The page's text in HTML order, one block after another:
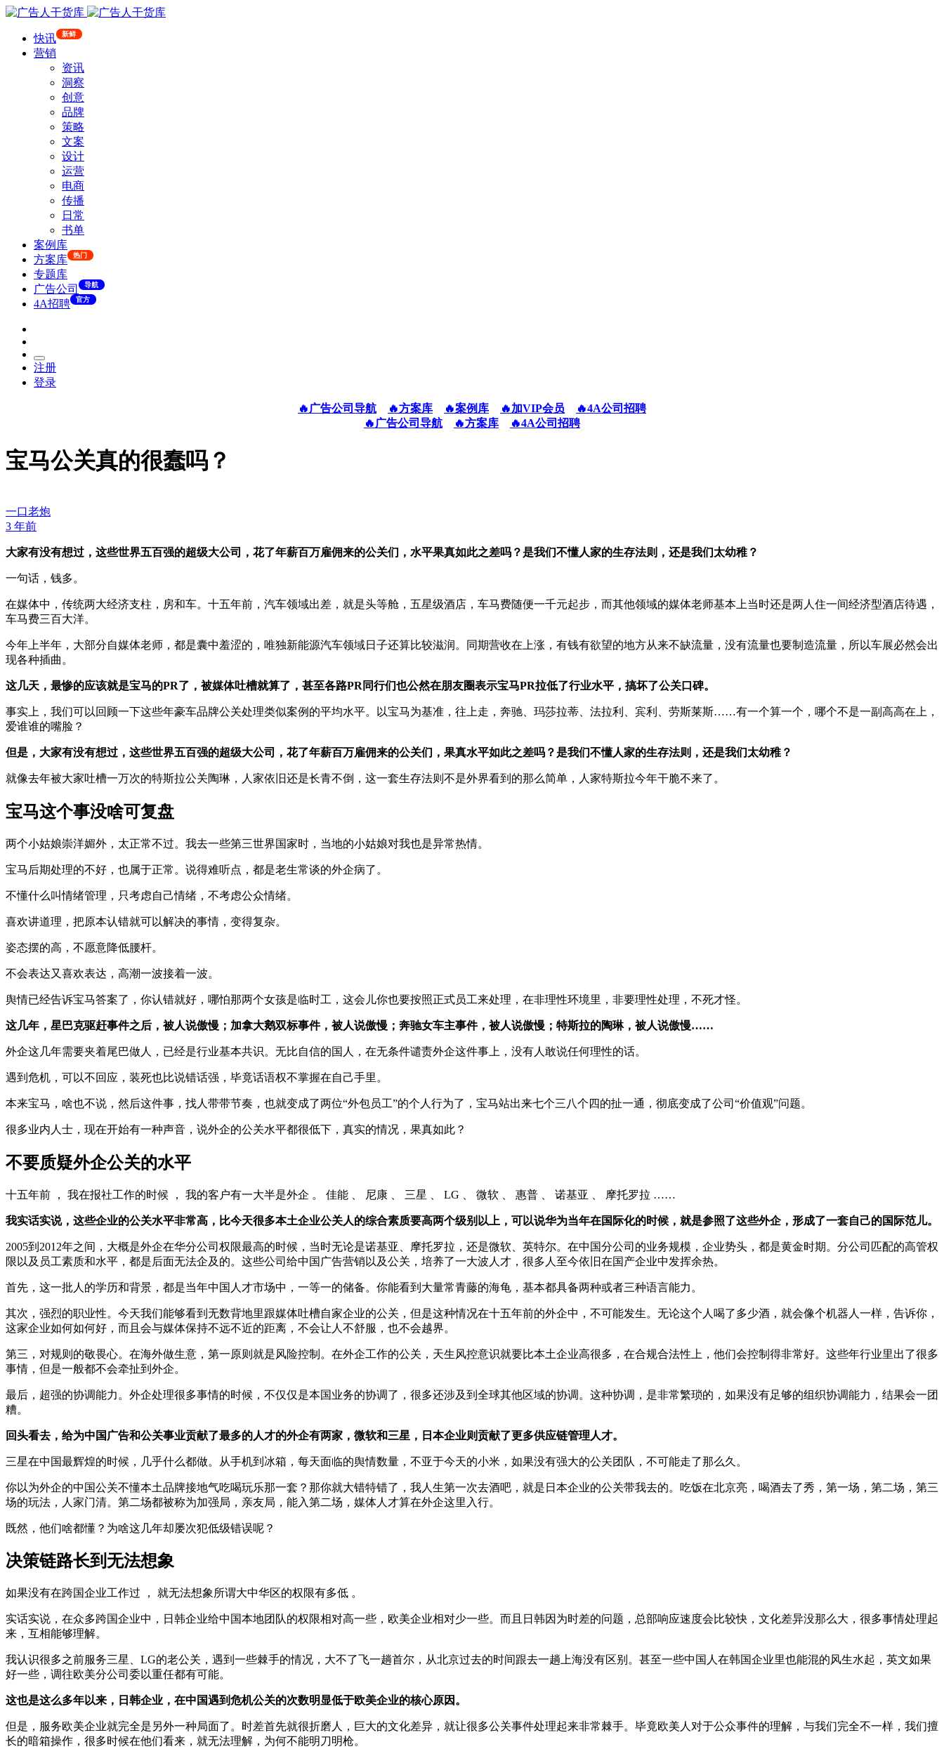
快讯 新鲜
营销
资讯
洞察
创意
品牌
策略
文案
设计
运营
电商
传播
日常
书单
案例库
方案库
热门
专题库
广告公司
导航
4A招聘 官方
注册
登录
🔥广告公司导航 🔥方案库 🔥案例库 🔥加VIP会员
🔥4A公司招聘
🔥广告公司导航
🔥方案库 🔥4A公司招聘
宝马公关真的很蠢吗？
一口老炮
3 年前
大家有没有想过，这些世界五百强的超级大公司，花了年薪百万雇佣来的公关们，水平果真如此之差吗？是我们不懂人家的生存法则，还是我们太幼稚？
一句话，钱多。
在媒体中，传统两大经济支柱，房和车。十五年前，汽车领域出差，就是头等舱，五星级酒店，车马费随便一千元起步，而其他领域的媒体老师基本上当时还是两人住一间经济型酒店待遇，
车马费三百大洋。
今年上半年，大部分自媒体老师，都是囊中羞涩的，唯独新能源汽车领域日子还算比较滋润。同期营收在上涨，有钱有欲望的地方从来不缺流量，没有流量也要制造流量，所以车展必然会出
现各种插曲。
这几天，最惨的应该就是宝马的PR了，被媒体吐槽就算了，甚至各路PR同行们也公然在朋友圈表示宝马PR拉低了行业水平，搞坏了公关口碑。
事实上，我们可以回顾一下这些年豪车品牌公关处理类似案例的平均水平。以宝马为基准，往上走，奔驰、玛莎拉蒂、法拉利、宾利、劳斯莱斯……有一个算一个，哪个不是一副高高在上，
爱谁谁的嘴脸？
但是，大家有没有想过，这些世界五百强的超级大公司，花了年薪百万雇佣来的公关们，果真水平如此之差吗？是我们不懂人家的生存法则，还是我们太幼稚？
就像去年被大家吐槽一万次的特斯拉公关陶琳，人家依旧还是长青不倒，这一套生存法则不是外界看到的那么简单，人家特斯拉今年干脆不来了。
宝马这个事没啥可复盘
两个小姑娘崇洋媚外，太正常不过。我去一些第三世界国家时，当地的小姑娘对我也是异常热情。
宝马后期处理的不好，也属于正常。说得难听点，都是老生常谈的外企病了。
不懂什么叫情绪管理，只考虑自己情绪，不考虑公众情绪。
喜欢讲道理，把原本认错就可以解决的事情，变得复杂。
姿态摆的高，不愿意降低腰杆。
不会表达又喜欢表达，高潮一波接着一波。
舆情已经告诉宝马答案了，你认错就好，哪怕那两个女孩是临时工，这会儿你也要按照正式员工来处理，在非理性环境里，非要理性处理，不死才怪。
这几年，星巴克驱赶事件之后，被人说傲慢；加拿大鹅双标事件，被人说傲慢；奔驰女车主事件，被人说傲慢；特斯拉的陶琳，被人说傲慢……
外企这几年需要夹着尾巴做人，已经是行业基本共识。无比自信的国人，在无条件谴责外企这件事上，没有人敢说任何理性的话。
遇到危机，可以不回应，装死也比说错话强，毕竟话语权不掌握在自己手里。
本来宝马，啥也不说，然后这件事，找人带带节奏，也就变成了两位“外包员工”的个人行为了，宝马站出来七个三八个四的扯一通，彻底变成了公司“价值观”问题。
很多业内人士，现在开始有一种声音，说外企的公关水平都很低下，真实的情况，果真如此？
不要质疑外企公关的水平
十五年前 ， 我在报社工作的时候 ， 我的客户有一大半是外企 。 佳能 、 尼康 、 三星 、 LG 、 微软 、 惠普 、 诺基亚 、 摩托罗拉 ……
我实话实说，这些企业的公关水平非常高，比今天很多本土企业公关人的综合素质要高两个级别以上，可以说华为当年在国际化的时候，就是参照了这些外企，形成了一套自己的国际范儿。
2005到2012年之间，大概是外企在华分公司权限最高的时候，当时无论是诺基亚、摩托罗拉，还是微软、英特尔。在中国分公司的业务规模，企业势头，都是黄金时期。分公司匹配的高管权
限以及员工素质和水平，都是后面无法企及的。这些公司给中国广告营销以及公关，培养了一大波人才，很多人至今依旧在国产企业中发挥余热。
首先，这一批人的学历和背景，都是当年中国人才市场中，一等一的储备。你能看到大量常青藤的海龟，基本都具备两种或者三种语言能力。
其次，强烈的职业性。今天我们能够看到无数背地里跟媒体吐槽自家企业的公关，但是这种情况在十五年前的外企中，不可能发生。无论这个人喝了多少酒，就会像个机器人一样，告诉你，
这家企业如何如何好，而且会与媒体保持不远不近的距离，不会让人不舒服，也不会越界。
第三，对规则的敬畏心。在海外做生意，第一原则就是风险控制。在外企工作的公关，天生风控意识就要比本土企业高很多，在合规合法性上，他们会控制得非常好。这些年行业里出了很多
事情，但是一般都不会牵扯到外企。
最后，超强的协调能力。外企处理很多事情的时候，不仅仅是本国业务的协调了，很多还涉及到全球其他区域的协调。这种协调，是非常繁琐的，如果没有足够的组织协调能力，结果会一团
糟。
回头看去，给为中国广告和公关事业贡献了最多的人才的外企有两家，微软和三星，日本企业则贡献了更多供应链管理人才。
三星在中国最辉煌的时候，几乎什么都做。从手机到冰箱，每天面临的舆情数量，不亚于今天的小米，如果没有强大的公关团队，不可能走了那么久。
你以为外企的中国公关不懂本土品牌接地气吃喝玩乐那一套？那你就大错特错了，我人生第一次去酒吧，就是日本企业的公关带我去的。吃饭在北京亮，喝酒去了秀，第一场，第二场，第三
场的玩法，人家门清。第二场都被称为加强局，亲友局，能入第二场，媒体人才算在外企这里入行。
既然，他们啥都懂？为啥这几年却屡次犯低级错误呢？
决策链路长到无法想象
如果没有在跨国企业工作过 ， 就无法想象所谓大中华区的权限有多低 。
实话实说，在众多跨国企业中，日韩企业给中国本地团队的权限相对高一些，欧美企业相对少一些。而且日韩因为时差的问题，总部响应速度会比较快，文化差异没那么大，很多事情处理起
来，互相能够理解。
我认识很多之前服务三星、LG的老公关，遇到一些棘手的情况，大不了飞一趟首尔，从北京过去的时间跟去一趟上海没有区别。甚至一些中国人在韩国企业里也能混的风生水起，英文如果
好一些，调往欧美分公司委以重任都有可能。
这也是这么多年以来，日韩企业，在中国遇到危机公关的次数明显低于欧美企业的核心原因。
但是，服务欧美企业就完全是另外一种局面了。时差首先就很折磨人，巨大的文化差异，就让很多公关事件处理起来非常棘手。毕竟欧美人对于公众事件的理解，与我们完全不一样，我们擅
长的暗箱操作，很多时候在他们看来，就无法理解，为何不能明刀明枪。